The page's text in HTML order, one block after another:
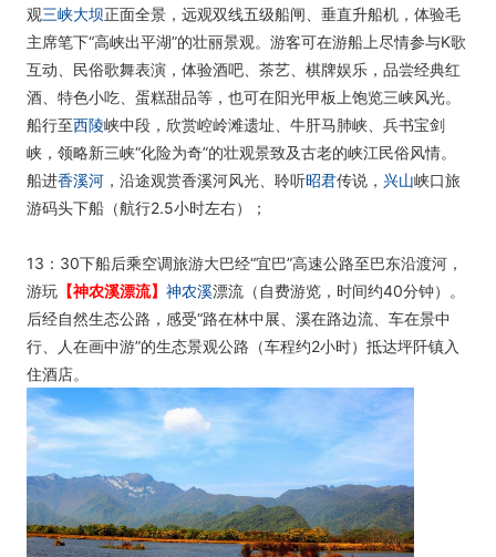
观三峡大坝正面全景，远观双线五级船闸、垂直升船机，体验毛
主席笔下“高峡出平湖”的壮丽景观。游客可在游船上尽情参与K歌
互动、民俗歌舞表演，体验酒吧、茶艺、棋牌娱乐，品尝经典红
酒、特色小吃、蛋糕甜品等，也可在阳光甲板上饱览三峡风光。
船行至西陵峡中段，欣赏崆岭滩遗址、牛肝马肺峡、兵书宝剑
峡，领略新三峡“化险为奇”的壮观景致及古老的峡江民俗风情。
船进香溪河 ，沿途观赏香溪河风光、聆听昭君传说， 兴山峡口旅
游码头下船（航行2.5小时左右）；
13：30下船后乘空调旅游大巴经“宜巴”高速公路至巴东沿渡河，
游玩 【神农溪漂流】 神农溪漂流（自费游览，时间约40分钟）。
后经自然生态公路，感受“路在林中展、溪在路边流、车在景中
行、人在画中游”的生态景观公路（车程约2小时）抵达坪阡镇入
住酒店。